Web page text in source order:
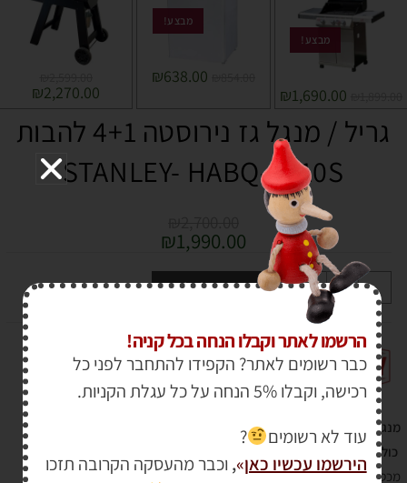
מבצע!
₪1,690.00
מבצע!
₪638.00
₪2,270.00
גריל / מנגל גז נירוסטה 4+1 להבות
STANLEY- HABQ-4010S
₪1,990.00
-
+ הוספה לסל
מנגל גז נירוסטה 4+1 להבות STANLEY- HABQ-4010S
כולל פלטת צליה "פלנצ’ה " וכיסוי איכותי
מכסה נירוסטה שכבה כפולה עם חלון זכוכית
הרשמו לאתר וקבלו הנחה בכל קניה!
כבר רשומים לאתר? הקפידו להתחבר לפני כל
רכישה, וקבלו 5% הנחה על כל עגלת הקניות.
עוד לא רשומים
?
הירשמו עכשיו כאן»
, וכבר מהעסקה הקרובה תזכו